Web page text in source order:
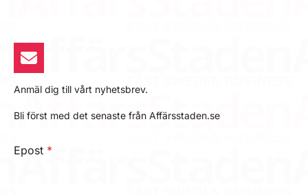
Anmäl dig till vårt nyhetsbrev.
Bli först med det senaste från Affärsstaden.se
Epost *